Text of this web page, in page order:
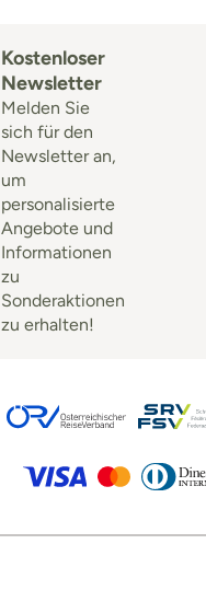
Kostenloser
Newsletter
Melden Sie
sich für den
Newsletter an,
um
personalisierte
Angebote und
Informationen
zu
Sonderaktionen
zu erhalten!